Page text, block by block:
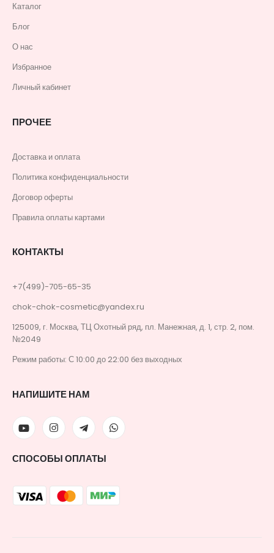
Каталог
Блог
О нас
Избранное
Личный кабинет
ПРОЧЕЕ
Доставка и оплата
Политика конфиденциальности
Договор оферты
Правила оплаты картами
КОНТАКТЫ
+7(499)-705-65-35
chok-chok-cosmetic@yandex.ru
125009, г. Москва, ТЦ Охотный ряд, пл. Манежная, д. 1, стр. 2, пом.
№2049
Режим работы: С 10:00 до 22:00 без выходных
НАПИШИТЕ НАМ
СПОСОБЫ ОПЛАТЫ